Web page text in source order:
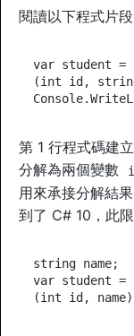
閱讀以下程式片段
var student =
(int id ,
Console.
第 1 行程式碼建
分解為兩個變數
用來承接分解結
到了 C# 10，此
string name
var student =
(int id , name)